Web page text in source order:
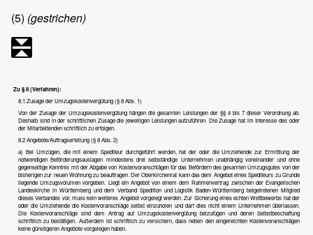
(5) (gestrichen)
Zu § 8 (Verfahren):
8.1 Zusage der Umzugskostenvergütung (§ 8 Abs. 1)
Von der Zusage der Umzugskostenvergütung hängen die gesamten Leistungen der §§ 4 bis 7 dieser Verordnung ab.
Deshalb sind in der schriftlichen Zusage die jeweiligen Leistungen aufzuführen. Die Zusage hat im Interesse des oder
der Mitarbeitenden schriftlich zu erfolgen.
8.2 Angebote/Auftragserteilung (§ 8 Abs. 2)
a) Bei Umzügen, die mit einem Spediteur durchgeführt werden, hat der oder die Umziehende zur Ermittlung der
notwendigen Beförderungsauslagen mindestens drei selbständige Unternehmen unabhängig voneinander und ohne
gegenseitige Kenntnis mit der Abgabe von Kostenvoranschlägen für das Befördern des gesamten Umzugsgutes von der
bisherigen zur neuen Wohnung zu beauftragen. Der Oberkirchenrat kann das dem Angebot eines Spediteurs zu Grunde
liegende Umzugsvolumen vorgeben. Liegt ein Angebot von einem dem Rahmenvertrag zwischen der Evangelischen
Landeskirche in Württemberg und dem Verband Spedition und Logistik Baden-Württemberg beigetretenen Mitglied
dieses Verbandes vor, muss kein weiteres Angebot vorgelegt werden. Zur Sicherung eines echten Wettbewerbs hat der
oder die Umziehende die Kostenvoranschläge selbst einzuholen und darf dies nicht einem Unternehmen überlassen.
Die Kostenvoranschläge sind dem Antrag auf Umzugskostenvergütung beizufügen und deren Selbstbeschaffung
schriftlich zu bestätigen. Außerdem ist schriftlich zu versichern, dass neben den eingereichten Kostenvoranschlägen
keine günstigeren Angebote vorgelegen haben.